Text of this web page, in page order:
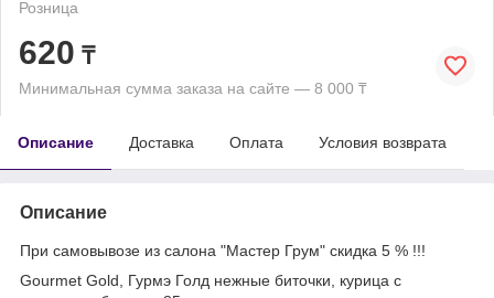
Розница
620 ₸
Минимальная сумма заказа на сайте — 8 000 ₸
Описание Доставка Оплата Условия возврата
Описание
При самовывозе из салона "Мастер Грум" скидка 5 % !!!
Gourmet Gold, Гурмэ Голд нежные биточки, курица с